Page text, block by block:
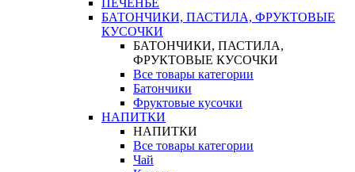
ПЕЧЕНЬЕ
БАТОНЧИКИ, ПАСТИЛА, ФРУКТОВЫЕ
КУСОЧКИ
БАТОНЧИКИ, ПАСТИЛА,
ФРУКТОВЫЕ КУСОЧКИ
Все товары категории
Батончики
Фруктовые кусочки
НАПИТКИ
НАПИТКИ
Все товары категории
Чай